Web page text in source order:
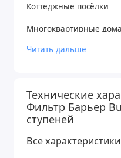
Коттеджные посёлки
Многоквартирные дома
Государственные,
Пять ступеней очистки:
1-я ступень: SL”20
мкм, предфильтрация)
2-я ступень: SL”20
Читать дальше
Технические
Фильтр Барьер
ступеней
Все характеристики